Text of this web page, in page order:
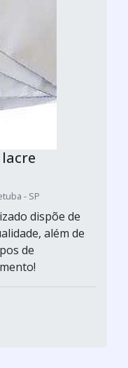
- SP
dispõe de
além de
de